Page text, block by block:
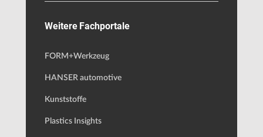
Weitere Fachportale
FORM+Werkzeug
HANSER automotive
Kunststoffe
Plastics Insights